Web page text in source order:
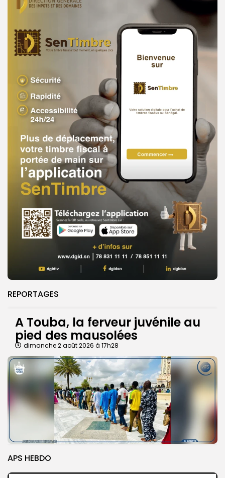
REPORTAGES
A Touba, la ferveur juvénile au
pied des mausolées
dimanche 2 août 2026 à 17h28
APS HEBDO